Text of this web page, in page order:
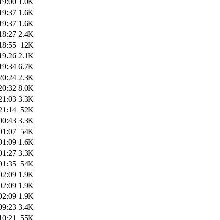
1.0K
1.6K
1.6K
2.4K
12K
2.1K
6.7K
2.3K
8.0K
3.3K
52K
3.3K
54K
1.6K
3.3K
54K
1.9K
1.9K
1.9K
3.4K
55K